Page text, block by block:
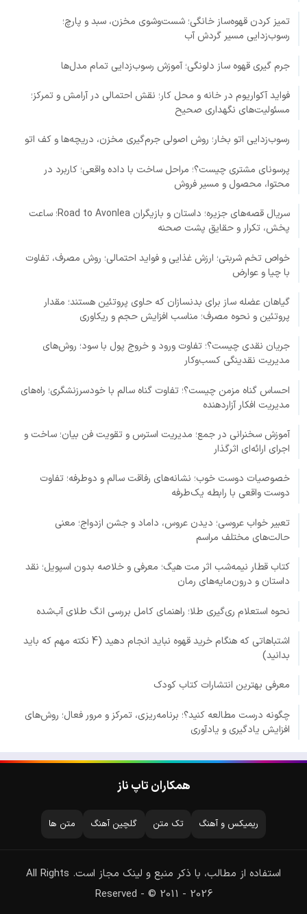
تمیز کردن قهوه‌ساز خانگی؛ شست‌وشوی مخزن، سبد و پارچ؛
رسوب‌زدایی مسیر گردش آب
جرم گیری قهوه ساز دلونگی؛ آموزش رسوب‌زدایی تمام مدل‌ها
فواید آکواریوم در خانه و محل کار؛ نقش احتمالی در آرامش و تمرکز؛
مسئولیت‌های نگهداری صحیح
رسوب‌زدایی اتو بخار؛ روش اصولی جرم‌گیری مخزن، دریچه‌ها و کف اتو
پرسونای مشتری چیست؟؛ مراحل ساخت با داده واقعی؛ کاربرد در
محتوا، محصول و مسیر فروش
سریال قصه‌های جزیره؛ داستان و بازیگران Road to Avonlea؛ ساعت
پخش، تکرار و حقایق پشت صحنه
خواص تخم شربتی؛ ارزش غذایی و فواید احتمالی؛ روش مصرف، تفاوت
با چیا و عوارض
گیاهان عضله ساز برای بدنسازان که حاوی پروتئین هستند؛ مقدار
پروتئین و نحوه مصرف؛ مناسب افزایش حجم و ریکاوری
جریان نقدی چیست؟؛ تفاوت ورود و خروج پول با سود؛ روش‌های
مدیریت نقدینگی کسب‌وکار
احساس گناه مزمن چیست؟؛ تفاوت گناه سالم با خودسرزنشگری؛ راه‌های
مدیریت افکار آزاردهنده
آموزش سخنرانی در جمع؛ مدیریت استرس و تقویت فن بیان؛ ساخت و
اجرای ارائه‌ای اثرگذار
خصوصیات دوست خوب؛ نشانه‌های رفاقت سالم و دوطرفه؛ تفاوت
دوست واقعی با رابطه یک‌طرفه
تعبیر خواب عروسی؛ دیدن عروس، داماد و جشن ازدواج؛ معنی
حالت‌های مختلف مراسم
کتاب قطار نیمه‌شب اثر مت هیگ؛ معرفی و خلاصه بدون اسپویل؛ نقد
داستان و درون‌مایه‌های رمان
نحوه استعلام ری‌گیری طلا؛ راهنمای کامل بررسی انگ طلای آب‌شده
اشتباهاتی که هنگام خرید قهوه نباید انجام دهید (4 نکته مهم که باید
بدانید)
معرفی بهترین انتشارات کتاب کودک
چگونه درست مطالعه کنید؟؛ برنامه‌ریزی، تمرکز و مرور فعال؛ روش‌های
افزایش یادگیری و یادآوری
همکاران تاپ ناز
ریمیکس و آهنگ تک متن گلچین آهنگ متن ها
استفاده از مطالب، با ذکر منبع و لینک مجاز است. All Rights
Reserved - © 2011 - 2026